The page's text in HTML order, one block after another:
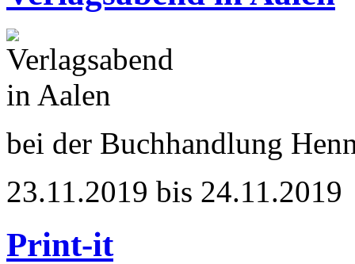
bei der Buchhandlung
23.11.2019 bis 24.11.2019
Print-it